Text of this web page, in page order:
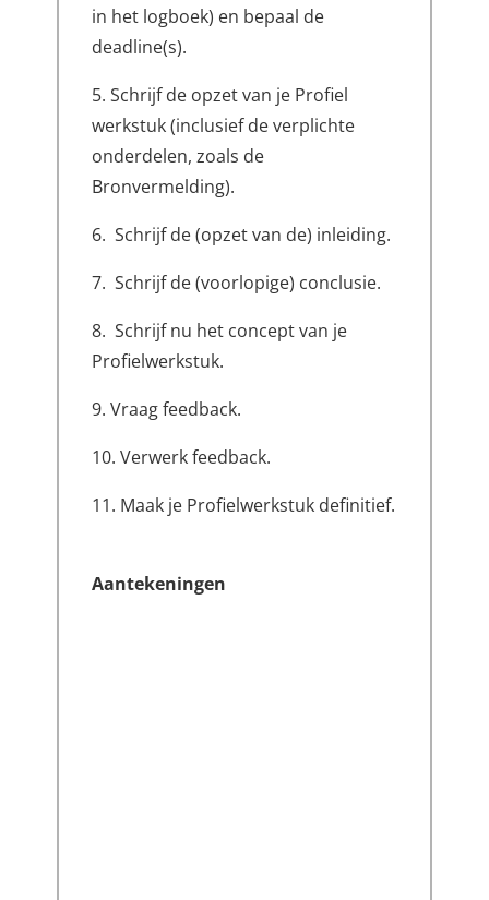
in het logboek) en bepaal de
deadline(s).
5. Schrijf de opzet van je Profiel
werkstuk (inclusief de verplichte
onderdelen, zoals de
Bronvermelding).
6. Schrijf de (opzet van de) inleiding.
7. Schrijf de (voorlopige) conclusie.
8. Schrijf nu het concept van je
Profielwerkstuk.
9. Vraag feedback.
10. Verwerk feedback.
11. Maak je Profielwerkstuk definitief.
Aantekeningen